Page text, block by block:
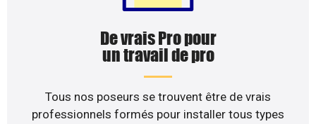
De vrais Pro pour
un travail de pro
Tous nos poseurs se trouvent être de vrais
professionnels formés pour installer tous types